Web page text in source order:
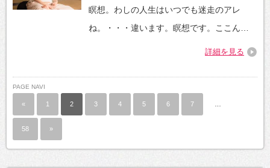
瞑想。わしの人生はいつでも迷走のアレ
ね。・・・違います。瞑想です。ここん…
詳細を見る
PAGE NAVI
« 1 2 3 4 5 6 7
58 »